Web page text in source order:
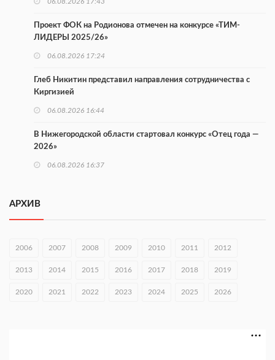
Проект ФОК на Родионова отмечен на конкурсе «ТИМ-
ЛИДЕРЫ 2025/26»
06.08.2026 17:24
Глеб Никитин представил направления сотрудничества с
Киргизией
06.08.2026 16:44
В Нижегородской области стартовал конкурс «Отец года —
2026»
06.08.2026 16:37
раза
АРХИВ
2006 2007 2008 2009 2010 2011 2012
2013 2014 2015 2016 2017 2018 2019
2020 2021 2022 2023 2024 2025 2026